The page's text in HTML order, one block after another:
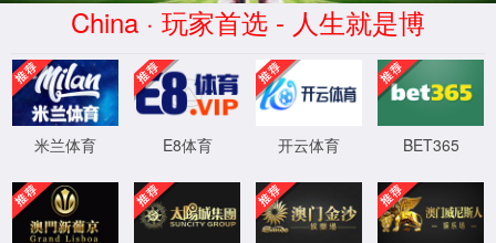
乘用车 摩托车 工
首页 丨 产品及市场